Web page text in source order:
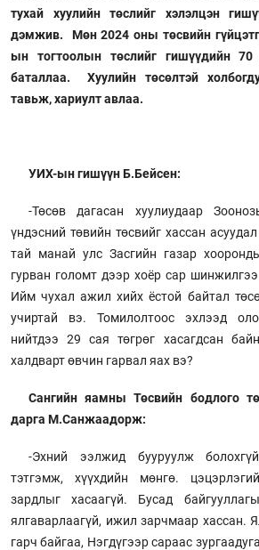
тухай хуулийн төслийг хэлэлцэн
дэмжив. Мөн 2024 оны төсвийн
ын тогтоолын төслийг гишүүдийн
баталлаа. Хуулийн төсөлтэй
тавьж, хариулт авлаа.
УИХ-ын гишүүн Б.Бейсен:
-Төсөв дагасан хуулиудаар
үндэсний төвийн төсвийг хассан
тай манай улс Засгийн газар
гурван голомт дээр хоёр сар
Ийм чухал ажил хийх ёстой байтал
учиртай вэ. Томилолтоос эхлээд
нийтдээ 29 сая төгрөг хасагдсан
халдварт өвчин гарвал яах вэ?
Сангийн яамны Төсвийн бодлого
дарга М.Санжаадорж:
-Эхний ээлжид бууруулж
тэтгэмж, хүүхдийн мөнгө.
зардлыг хасаагүй. Бусад
ялгаварлаагүй, ижил зарчмаар хассан.
гарч байгаа, Нэгдүгээр сараас